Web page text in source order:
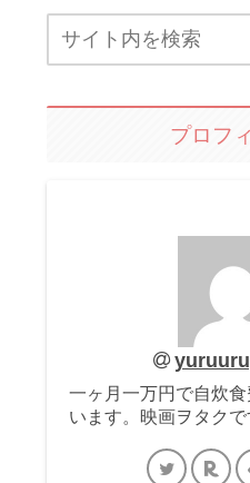
プロフ
一ヶ月一万円で自炊
います。映画ヲタクで